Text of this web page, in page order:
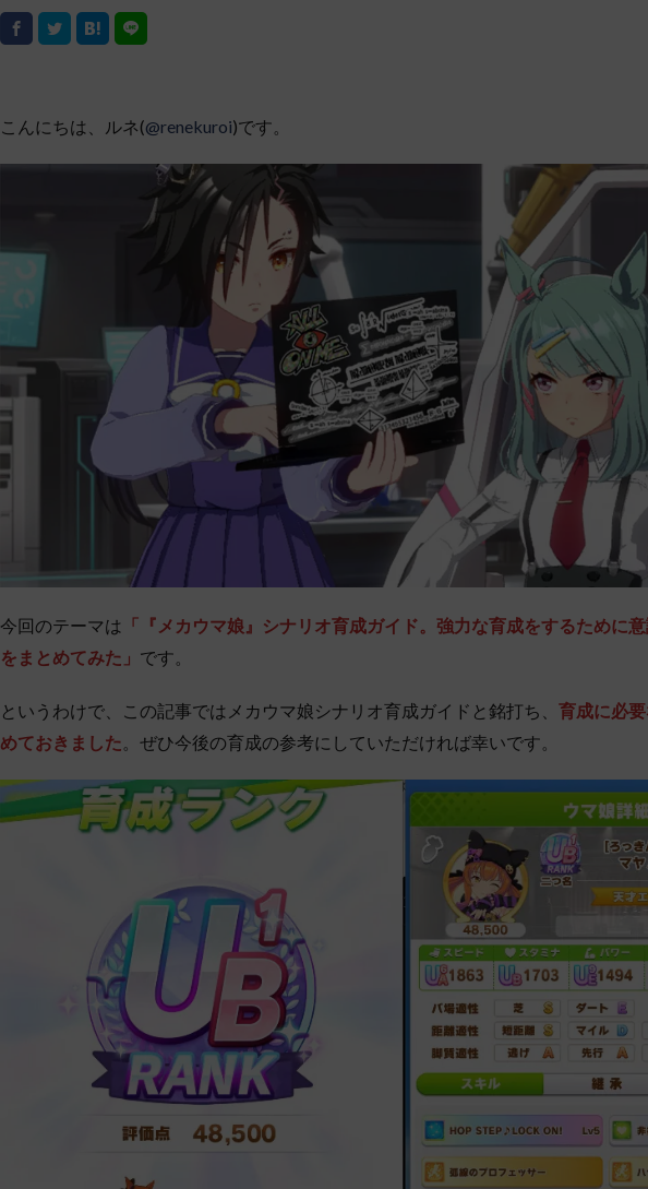
こんにちは、ルネ(@renekuroi)です。
今回のテーマは 「『メカウマ娘』シナリオ育成ガイド。強力な育成をするために
をまとめてみた」 です。
というわけで、この記事ではメカウマ娘シナリオ育成ガイドと銘打ち、 育成に必
めておきました。ぜひ今後の育成の参考にしていただければ幸いです。